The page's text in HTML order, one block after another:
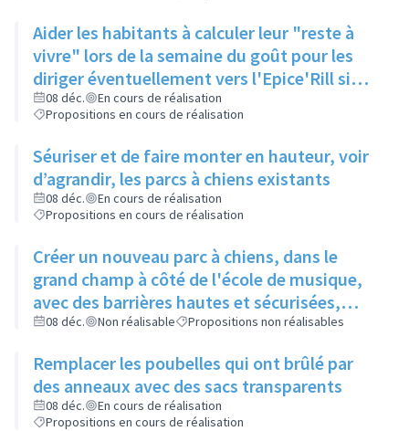
Aider les habitants à calculer leur "reste à
vivre" lors de la semaine du goût pour les
diriger éventuellement vers l'Epice'Rill si
besoin
08 déc.
En cours de réalisation
Propositions en cours de réalisation
Séuriser et de faire monter en hauteur, voir
d’agrandir, les parcs à chiens existants
08 déc.
En cours de réalisation
Propositions en cours de réalisation
Créer un nouveau parc à chiens, dans le
grand champ à côté de l'école de musique,
avec des barrières hautes et sécurisées,
pour qu'il y ait assez d'espace pour que les
08 déc. Non réalisable Propositions non réalisables
Remplacer les poubelles qui ont brûlé par
des anneaux avec des sacs transparents
08 déc.
En cours de réalisation
Propositions en cours de réalisation